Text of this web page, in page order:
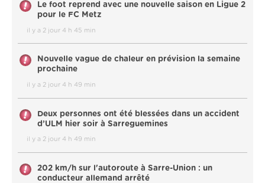
Le foot reprend avec une nouvelle saison en Ligue 2
pour le FC Metz
il y a 2 jour 4 h 45 min
Nouvelle vague de chaleur en prévision la semaine
prochaine
il y a 2 jour 4 h 49 min
Deux personnes ont été blessées dans un accident
d’ULM hier soir à Sarreguemines
il y a 2 jour 4 h 49 min
202 km/h sur l'autoroute à Sarre-Union : un
conducteur allemand arrêté